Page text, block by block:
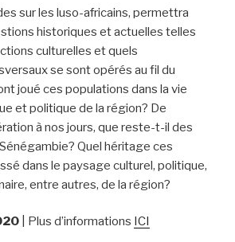
sur les luso-africains, permettra
historiques et actuelles telles
culturelles et quels
se sont opérés au fil du
joué ces populations dans la vie
et politique de la région? De
à nos jours, que reste-t-il des
Quel héritage ces
dans le paysage culturel, politique,
entre autres, de la région?
| Plus d’informations ICI